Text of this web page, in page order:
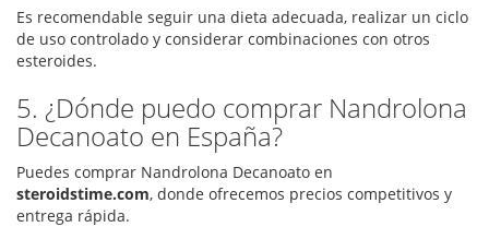
Es recomendable seguir una dieta adecuada, realizar un ciclo
de uso controlado y considerar combinaciones con otros
esteroides.
5. ¿Dónde puedo comprar Nandrolona
Decanoato en España?
Puedes comprar Nandrolona Decanoato en
steroidstime.com, donde ofrecemos precios competitivos y
entrega rápida.